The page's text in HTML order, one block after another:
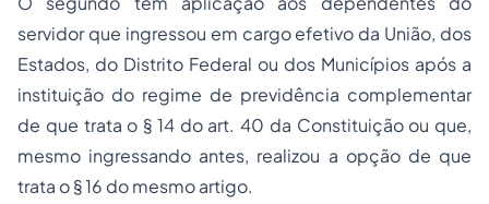
servidor que ingressou em cargo efetivo da União, dos
Estados, do Distrito Federal ou dos Municípios após a
instituição do regime de previdência complementar
de que trata o § 14 do art. 40 da Constituição ou que,
mesmo ingressando antes, realizou a opção de que
trata o § 16 do mesmo artigo.